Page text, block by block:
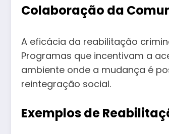
Colaboração da
A eficácia da reabilitação
Programas que incentivam a
ambiente onde a mudança é
reintegração social.
Exemplos de